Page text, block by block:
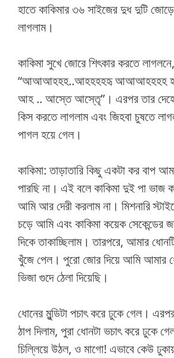
হাতে কাকিমার ৩৬ সাইজের দুধ দুটি
লাগলাম।
কাকিমা সুখে জোরে শিৎকার করতে লাগলনে,
“আআআহহহ..আহহহহহৃ আআআহহহহ
আহ .. আস্তে আস্তৃে”। এরপর তার
কিস করতে লাগলাম এবং জিহবা চুষতে
পাগল হয়ে গেল।
কাকিমা: তাড়াতারি কিছু একটা কর বাপ
পারছি না। এই বলে কাকিমা দুই পা ভাজ
আমি আর দেরী করলাম না। মিশনারি
চড়ে আমি এবং কাকিমা কয়েক
দিকে তাকাচ্ছিলাম। তারপরে, আমার
খুঁজে পেল। পুরো জোর দিয়ে আমি আমার
ভিজা গুদে ঠেলা দিয়েছি।
ধোনের মুন্ডিটা পচাৎ করে ঢুকে গেল।
ঠাপ দিলাম, পুরা ধোনটা ভচাৎ করে ঢুকে
চিল্লিয়ে উঠল, ও মাগো! এভাবে কেউ